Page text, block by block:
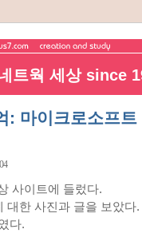
트웍 세상 since
: 마이크로소프
사이트에 들렀다.
대한 사진과 글을 보았다.
다.